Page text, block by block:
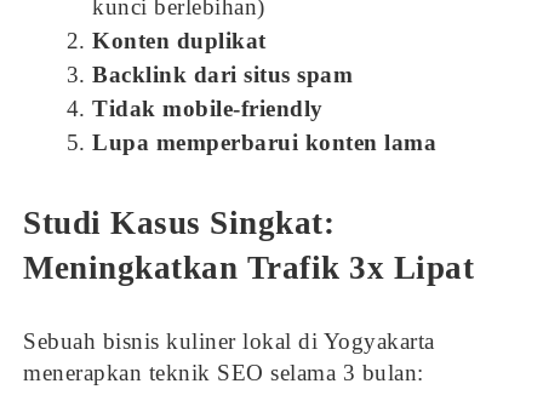
kunci berlebihan)
Konten duplikat
Backlink dari situs spam
Tidak mobile-friendly
Lupa memperbarui konten lama
Studi Kasus Singkat:
Meningkatkan Trafik 3x Lipat
Sebuah bisnis kuliner lokal di Yogyakarta
menerapkan teknik SEO selama 3 bulan: